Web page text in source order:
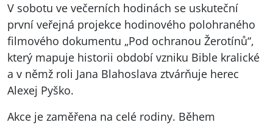
V sobotu ve večerních hodinách se uskuteční
první veřejná projekce hodinového polohraného
filmového dokumentu „Pod ochranou Žerotínů“,
který mapuje historii období vzniku Bible kralické
a v němž roli Jana Blahoslava ztvárňuje herec
Alexej Pyško.
Akce je zaměřena na celé rodiny. Během